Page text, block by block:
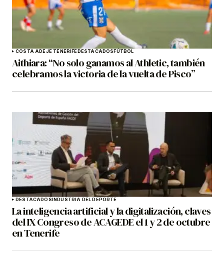
COSTA ADEJE TENERIFEDESTACADOSFÚTBOL
Aithiara: “No solo ganamos al Athletic, también
celebramos la victoria de la vuelta de Pisco”
DESTACADOSINDUSTRIA DEL DEPORTE
La inteligencia artificial y la digitalización, claves
del IX Congreso de ACAGEDE el 1 y 2 de octubre
en Tenerife